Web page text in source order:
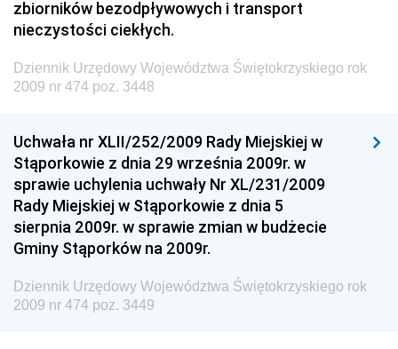
Dziennik Urzędowy Naczelnego Dyrektora Archiwów
Państwowych
Dziennik Urzędowy Ministra Finansów, Inwestycji i
Rozwoju
Dziennik Urzędowy Ministra Sportu
Dziennik Urzędowy Ministra Funduszy i Polityki
Regionalnej
Dziennik Urzędowy Ministra Aktywów Państwowych
Dziennik Urzędowy Ministra Zdrowia
Dziennik Urzędowy Ministra Środowiska i Głównego
Inspektora Ochrony Środowiska
zbiorników bezodpływowych i transport
nieczystości ciekłych.
Dziennik Urzędowy Województwa Świętokrzyskiego rok
2009 nr 474 poz. 3448
Uchwała nr XLII/252/2009 Rady Miejskiej w
Stąporkowie z dnia 29 września 2009r. w
sprawie uchylenia uchwały Nr XL/231/2009
Rady Miejskiej w Stąporkowie z dnia 5
sierpnia 2009r. w sprawie zmian w budżecie
Gminy Stąporków na 2009r.
Dziennik Urzędowy Województwa Świętokrzyskiego rok
2009 nr 474 poz. 3449